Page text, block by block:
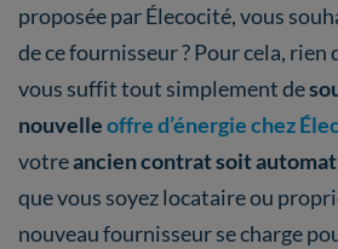
proposée par Élecocité, vous
de ce fournisseur ? Pour cela, rien
vous suffit tout simplement de
nouvelleoffre d’énergie chez
votreancien contrat soit
que vous soyez locataire ou
nouveau fournisseur se charge